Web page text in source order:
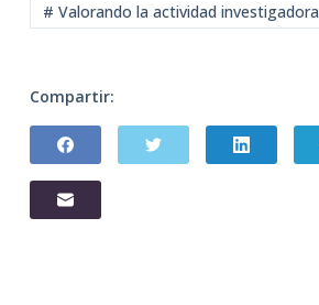
# Valorando la actividad investigadora
Compartir: